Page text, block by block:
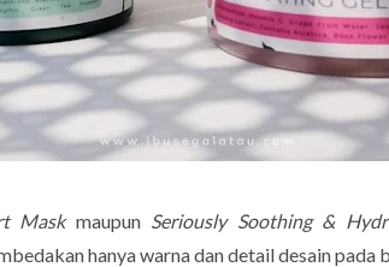
Maskmaupun Seriously Soothing &
hanya warna dan detail desain pada